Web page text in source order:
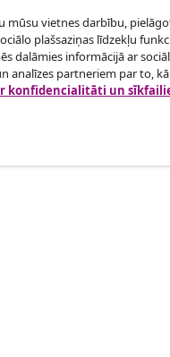
no pasūtījuma.
Uzņēmējdarbība
mūsu vietnes darbību,
plašsaziņas līdzekļu
dalāmies informācijā ar
analīzes partneriem par to,
konfidencialitāti un